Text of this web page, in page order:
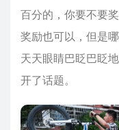
百分的，你要不要
奖励也可以，但是
天天眼睛巴眨巴眨
开了话题。